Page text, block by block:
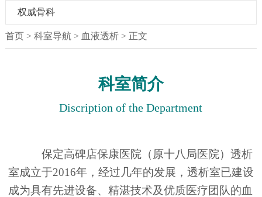
权威骨科
首页> 科室导航 > 血液透析 > 正文
科室简介
Discription of the Department
保定高碑店保康医院（原十八局医院）透析
室成立于2016年，经过几年的发展，透析室已建设
成为具有先进设备、精湛技术及优质医疗团队的血